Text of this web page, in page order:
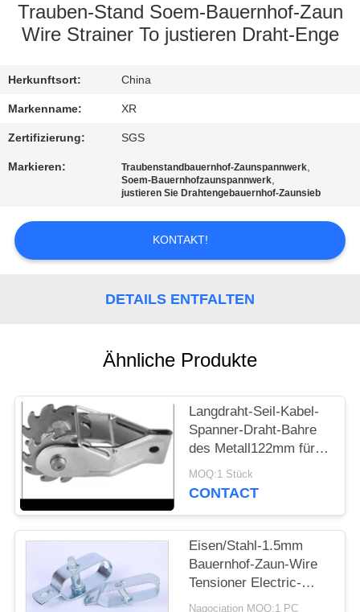
QUALITÄTSKONTROLLE
TRETEN
SIE
MIT
UNS
FORDERN
SITEMAP
PRIVACY
POLICY
Trauben-Stand Soem-Bauernhof-Zaun
Wire Strainer To justieren Draht-Enge
Herkunftsort: China
Markenname: XR
Zertifizierung: SGS
Markieren: Traubenstandbauernhof-Zaunspannwerk,
Soem-Bauernhofzaunspannwerk,
justieren Sie Drahtengebauernhof-Zaunsieb
KONTAKT!
DETAILS ENTFALTEN
Ähnliche Produkte
Langdraht-Seil-Kabel-
Spanner-Draht-Bahre
des Metall122mm für
Kettenglied
MOQ:1 Stück
CONTACT
Eisen/Stahl-1.5mm
Bauernhof-Zaun-Wire
Tensioner Electric-
Kabel-
Nagociation MOQ:1 PC